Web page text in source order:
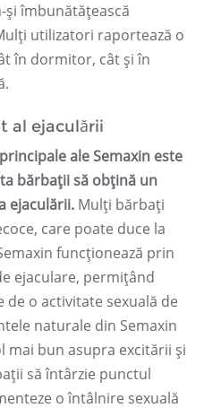
și îmbunătățească
utilizatori raportează o
în ​​dormitor, cât și în
al ejaculării
ale Semaxin este
bărbații să obțină un
ejaculării. Mulți bărbați
care poate duce la
funcționează prin
ejaculare, permițând
o activitate sexuală de
naturale din Semaxin
mai bun asupra excitării și
să întârzie punctul
o întâlnire sexuală